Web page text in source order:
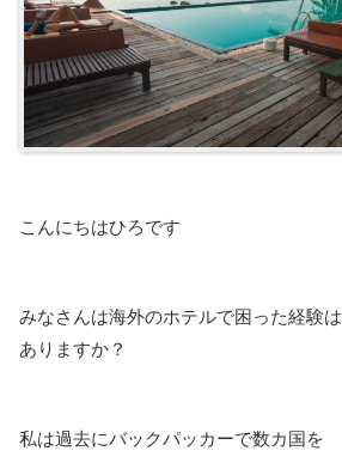
こんにちはひろです
みなさんは海外のホテルで困った経験は
ありますか？
私は過去にバックパッカーで数カ国を